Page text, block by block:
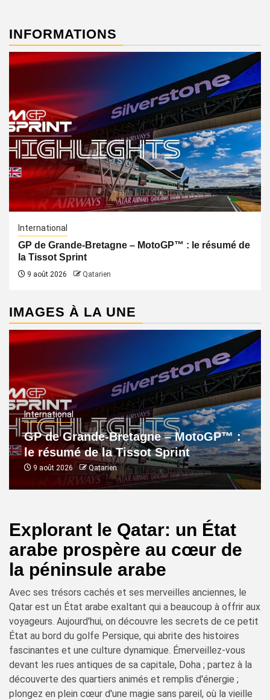
INFORMATIONS
International
GP de Grande-Bretagne – MotoGP™ : le résumé de
la Tissot Sprint
9 août 2026 Qatarien
IMAGES À LA UNE
International
GP de Grande-Bretagne – MotoGP™ :
le résumé de la Tissot Sprint
9 août 2026 Qatarien
Explorant le Qatar: un État
arabe prospère au cœur de
la péninsule arabe
Avec ses trésors cachés et ses merveilles anciennes, le
Qatar est un État arabe exaltant qui a beaucoup à offrir aux
voyageurs. Aujourd'hui, on découvre les secrets de ce petit
État au bord du golfe Persique, qui abrite des histoires
fascinantes et une culture dynamique. Émerveillez-vous
devant les rues antiques de sa capitale, Doha ; partez à la
découverte des quartiers animés et remplis d'énergie ;
plongez en plein cœur d'une magie sans pareil, où la vieille